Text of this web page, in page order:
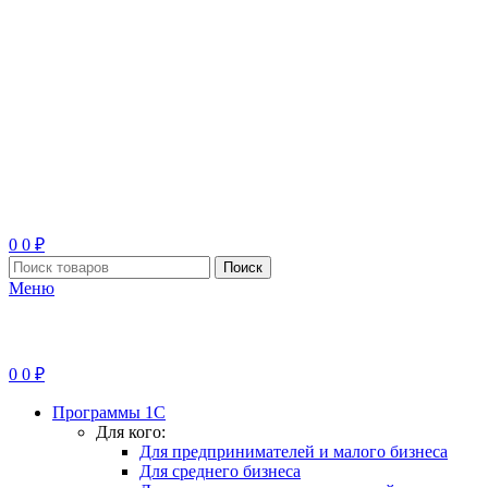
0 0 ₽
Поиск
Меню
0 0 ₽
Программы 1С
Для кого:
Для предпринимателей и малого бизнеса
Для среднего бизнеса